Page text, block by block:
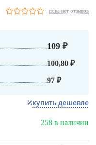
пока нет отзывов
109 ₽
100,80 ₽
97 ₽
купить дешевле
258 в наличии